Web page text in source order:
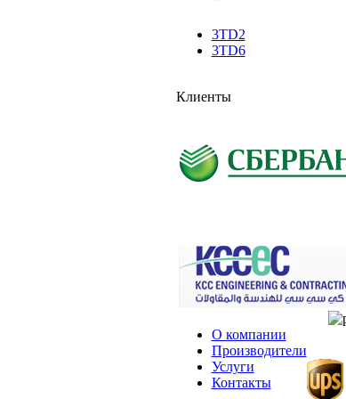
3TD2
3TD6
Клиенты
О компании
Производители
Услуги
Контакты